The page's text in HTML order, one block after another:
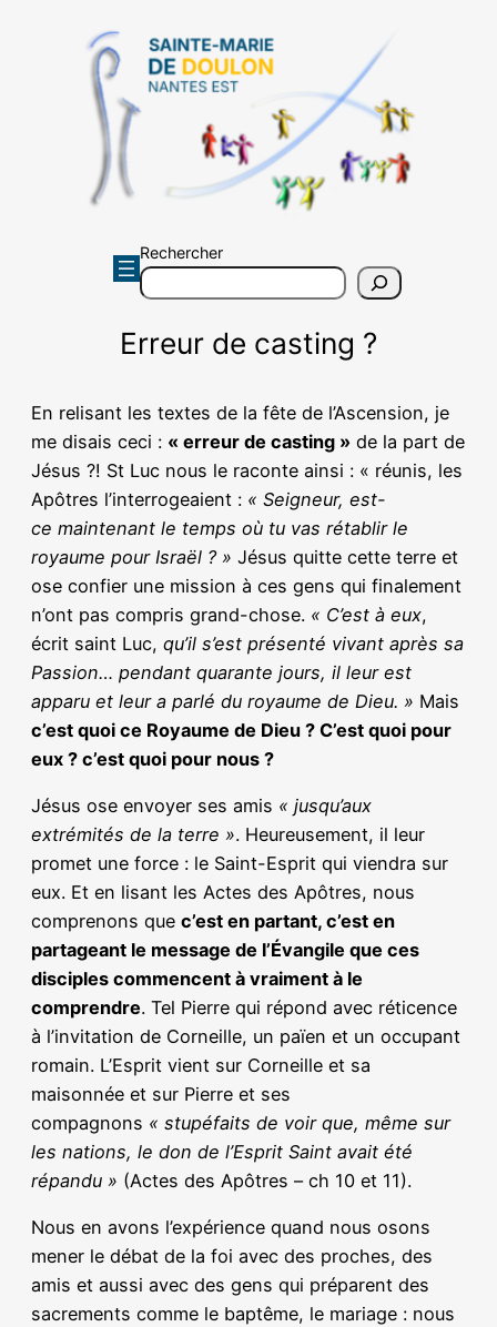
Rechercher
Erreur de casting ?
En relisant les textes de la fête de l’Ascension, je
me disais ceci : « erreur de casting » de la part de
Jésus ?! St Luc nous le raconte ainsi : « réunis, les
Apôtres l’interrogeaient : « Seigneur, est-
ce maintenant le temps où tu vas rétablir le
royaume pour Israël ? » Jésus quitte cette terre et
ose confier une mission à ces gens qui finalement
n’ont pas compris grand-chose. « C’est à eux,
écrit saint Luc, qu’il s’est présenté vivant après sa
Passion… pendant quarante jours, il leur est
apparu et leur a parlé du royaume de Dieu. » Mais
c’est quoi ce Royaume de Dieu ? C’est quoi pour
eux ? c’est quoi pour nous ?
Jésus ose envoyer ses amis « jusqu’aux
extrémités de la terre ». Heureusement, il leur
promet une force : le Saint-Esprit qui viendra sur
eux. Et en lisant les Actes des Apôtres, nous
comprenons que c’est en partant, c’est en
partageant le message de l’Évangile que ces
disciples commencent à vraiment à le
comprendre. Tel Pierre qui répond avec réticence
à l’invitation de Corneille, un païen et un occupant
romain. L’Esprit vient sur Corneille et sa
maisonnée et sur Pierre et ses
compagnons « stupéfaits de voir que, même sur
les nations, le don de l’Esprit Saint avait été
répandu » (Actes des Apôtres – ch 10 et 11).
Nous en avons l’expérience quand nous osons
mener le débat de la foi avec des proches, des
amis et aussi avec des gens qui préparent des
sacrements comme le baptême, le mariage : nous